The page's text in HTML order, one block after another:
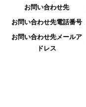
お問い合わせ先
お問い合わせ先電話番号
お問い合わせ先メールア
ドレス